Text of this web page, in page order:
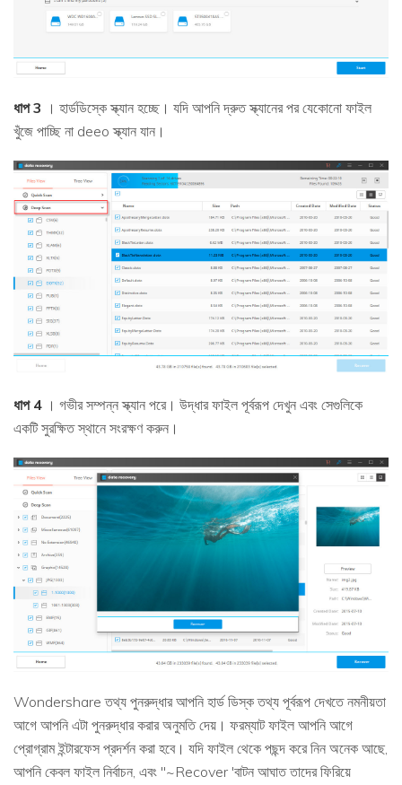
ধাপ 3 । হার্ডডিস্কে স্ক্যান হচ্ছে। যদি আপনি দ্রুত স্ক্যানের পর যেকোনো ফাইল
খুঁজে পাচ্ছি না deeo স্ক্যান যান।
ধাপ 4 । গভীর সম্পন্ন স্ক্যান পরে। উদ্ধার ফাইল পূর্বরূপ দেখুন এবং সেগুলিকে
একটি সুরক্ষিত স্থানে সংরক্ষণ করুন।
Wondershare তথ্য পুনরুদ্ধার আপনি হার্ড ডিস্ক তথ্য পূর্বরূপ দেখতে নমনীয়তা
আগে আপনি এটা পুনরুদ্ধার করার অনুমতি দেয়। ফরম্যাট ফাইল আপনি আগে
প্রোগ্রাম ইন্টারফেস প্রদর্শন করা হবে। যদি ফাইল থেকে পছন্দ করে নিন অনেক আছে,
আপনি কেবল ফাইল নির্বাচন, এবং "~Recover 'বাটন আঘাত তাদের ফিরিয়ে